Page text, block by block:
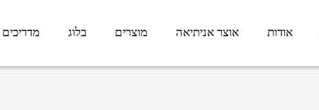
אודות אוצר אניתיאה מוצרים בלוג